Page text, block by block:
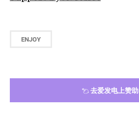
ENJOY
去爱发电上赞助